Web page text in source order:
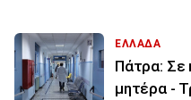
ΕΛΛΑΔΑ
Πάτρα: Σε
μητέρα -